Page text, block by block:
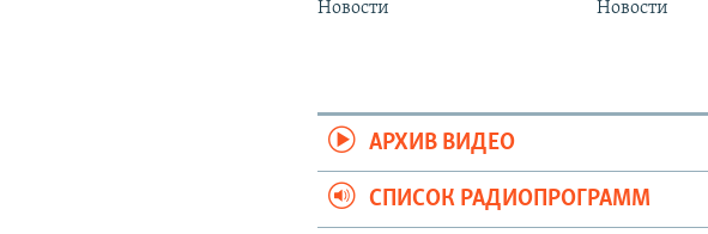
Новости Новости
АРХИВ ВИДЕО
СПИСОК РАДИОПРОГРАММ